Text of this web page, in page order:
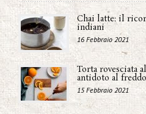
Chai latte: il
indiani
16 Febbraio 2021
Torta rovesciata
antidoto al
15 Febbraio 2021